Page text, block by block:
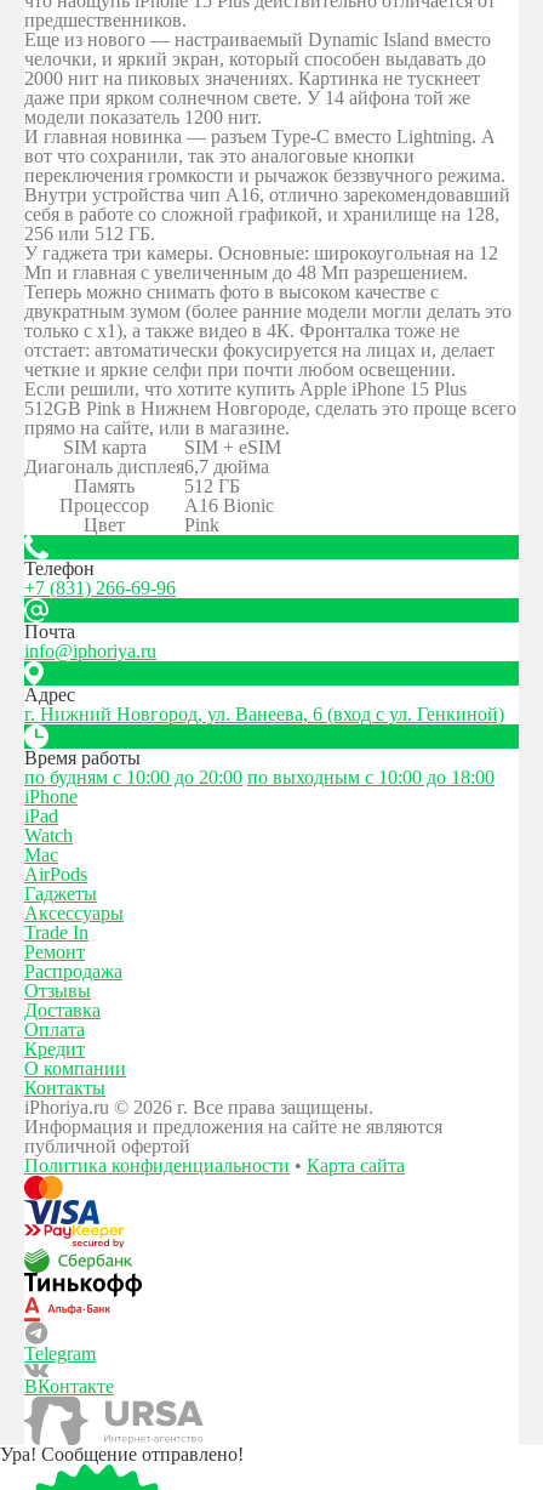
предшественников.
Еще из нового — настраиваемый Dynamic Island вместо
челочки, и яркий экран, который способен выдавать до
2000 нит на пиковых значениях. Картинка не тускнеет
даже при ярком солнечном свете. У 14 айфона той же
модели показатель 1200 нит.
И главная новинка — разъем Type-C вместо Lightning. А
вот что сохранили, так это аналоговые кнопки
переключения громкости и рычажок беззвучного режима.
Внутри устройства чип А16, отлично зарекомендовавший
себя в работе со сложной графикой, и хранилище на 128,
256 или 512 ГБ.
У гаджета три камеры. Основные: широкоугольная на 12
Мп и главная с увеличенным до 48 Мп разрешением.
Теперь можно снимать фото в высоком качестве с
двукратным зумом (более ранние модели могли делать это
только с x1), а также видео в 4К. Фронталка тоже не
отстает: автоматически фокусируется на лицах и, делает
четкие и яркие селфи при почти любом освещении.
Если решили, что хотите купить Apple iPhone 15 Plus
512GB Pink в Нижнем Новгороде, сделать это проще всего
прямо на сайте, или в магазине.
SIM карта
SIM + eSIM
Диагональ дисплея6,7 дюйма
Память
512 ГБ
Процессор
A16 Bionic
Цвет
Pink
Телефон
+7 (831) 266-69-96
Почта
info@iphoriya.ru
Адрес
г. Нижний Новгород, ул. Ванеева, 6 (вход с ул. Генкиной)
Время работы
по будням с 10:00 до 20:00 по выходным с 10:00 до 18:00
iPhone
iPad
Watch
Mac
AirPods
Гаджеты
Аксессуары
Trade In
Ремонт
Распродажа
Отзывы
Доставка
Оплата
Кредит
О компании
Контакты
iPhoriya.ru © 2026 г. Все права защищены.
Информация и предложения на сайте не являются
публичной офертой
Политика конфиденциальности • Карта сайта
Telegram
ВКонтакте
Ура! Сообщение отправлено!